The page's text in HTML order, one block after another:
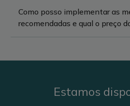
Como posso implementar as
recomendadas e qual o preço
Estamos